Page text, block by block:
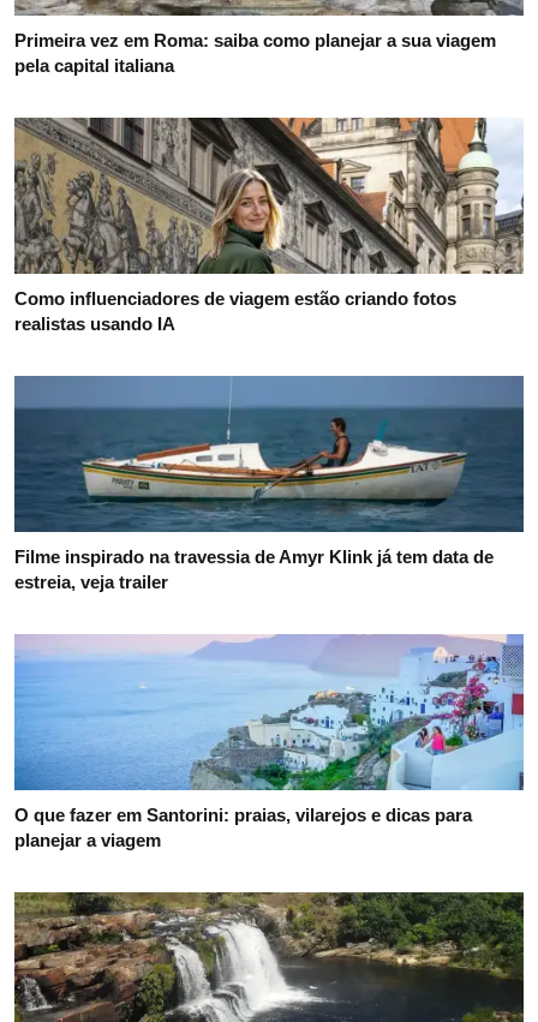
Primeira vez em Roma: saiba como planejar a sua viagem
pela capital italiana
Como influenciadores de viagem estão criando fotos
realistas usando IA
Filme inspirado na travessia de Amyr Klink já tem data de
estreia, veja trailer
O que fazer em Santorini: praias, vilarejos e dicas para
planejar a viagem